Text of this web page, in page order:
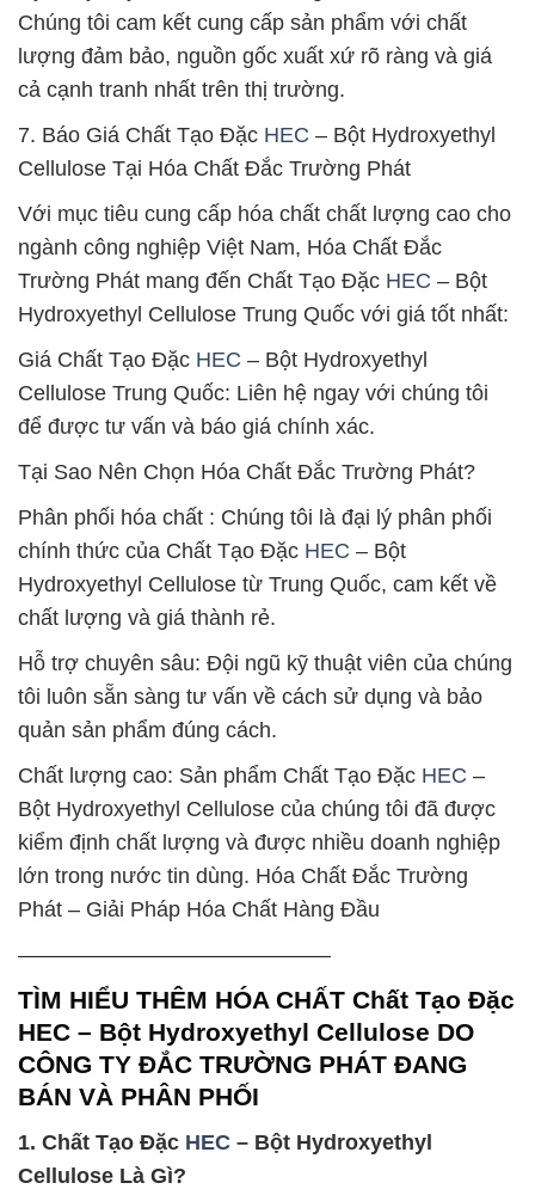
Chúng tôi cam kết cung cấp sản phẩm với chất
lượng đảm bảo, nguồn gốc xuất xứ rõ ràng và giá
cả cạnh tranh nhất trên thị trường.
7. Báo Giá Chất Tạo Đặc HEC – Bột Hydroxyethyl
Cellulose Tại Hóa Chất Đắc Trường Phát
Với mục tiêu cung cấp hóa chất chất lượng cao cho
ngành công nghiệp Việt Nam, Hóa Chất Đắc
Trường Phát mang đến Chất Tạo Đặc HEC – Bột
Hydroxyethyl Cellulose Trung Quốc với giá tốt nhất:
Giá Chất Tạo Đặc HEC – Bột Hydroxyethyl
Cellulose Trung Quốc: Liên hệ ngay với chúng tôi
để được tư vấn và báo giá chính xác.
Tại Sao Nên Chọn Hóa Chất Đắc Trường Phát?
Phân phối hóa chất : Chúng tôi là đại lý phân phối
chính thức của Chất Tạo Đặc HEC – Bột
Hydroxyethyl Cellulose từ Trung Quốc, cam kết về
chất lượng và giá thành rẻ.
Hỗ trợ chuyên sâu: Đội ngũ kỹ thuật viên của chúng
tôi luôn sẵn sàng tư vấn về cách sử dụng và bảo
quản sản phẩm đúng cách.
Chất lượng cao: Sản phẩm Chất Tạo Đặc HEC –
Bột Hydroxyethyl Cellulose của chúng tôi đã được
kiểm định chất lượng và được nhiều doanh nghiệp
lớn trong nước tin dùng. Hóa Chất Đắc Trường
Phát – Giải Pháp Hóa Chất Hàng Đầu
——————————————–
TÌM HIỂU THÊM HÓA CHẤT Chất Tạo Đặc
HEC – Bột Hydroxyethyl Cellulose DO
CÔNG TY ĐẮC TRƯỜNG PHÁT ĐANG
BÁN VÀ PHÂN PHỐI
1. Chất Tạo Đặc HEC – Bột Hydroxyethyl
Cellulose Là Gì?